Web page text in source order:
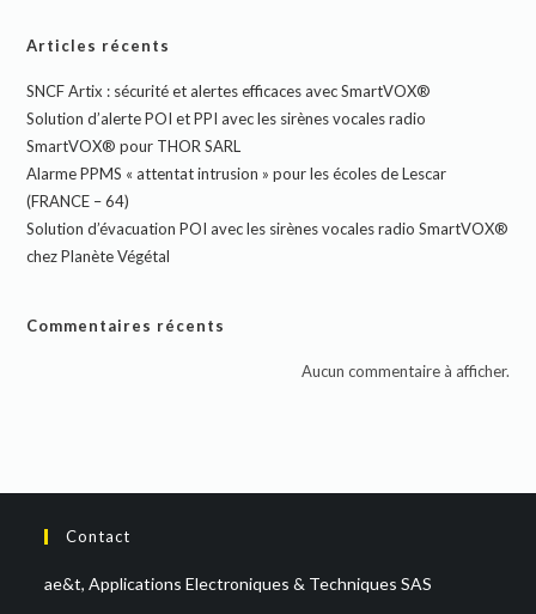
Articles récents
SNCF Artix : sécurité et alertes efficaces avec SmartVOX®
Solution d’alerte POI et PPI avec les sirènes vocales radio
SmartVOX® pour THOR SARL
Alarme PPMS « attentat intrusion » pour les écoles de Lescar
(FRANCE – 64)
Solution d’évacuation POI avec les sirènes vocales radio SmartVOX®
chez Planète Végétal
Commentaires récents
Aucun commentaire à afficher.
Contact
ae&t, Applications Electroniques & Techniques SAS